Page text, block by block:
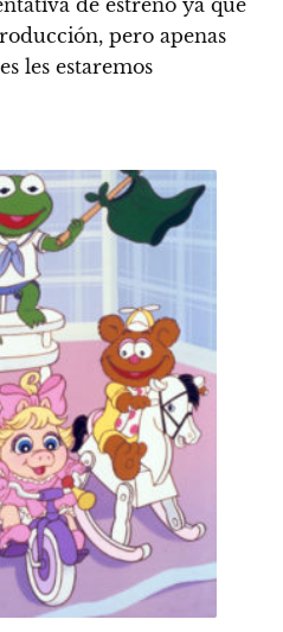
pero apenas
les estaremos